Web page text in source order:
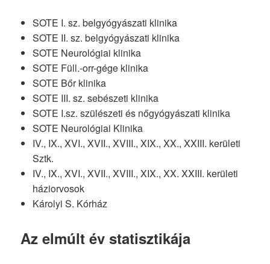
SOTE I. sz. belgyógyászati klinika
SOTE II. sz. belgyógyászati klinika
SOTE Neurológiai klinika
SOTE Füll.-orr-gége klinika
SOTE Bőr klinika
SOTE III. sz. sebészeti klinika
SOTE I.sz. szülészeti és nőgyógyászati klinika
SOTE Neurológiai Klinika
IV., IX., XVI., XVII., XVIII., XIX., XX., XXIII. kerületi
Sztk.
IV., IX., XVI., XVII., XVIII., XIX., XX. XXIII. kerületi
háziorvosok
Károlyi S. Kórház
Az elmúlt év statisztikája